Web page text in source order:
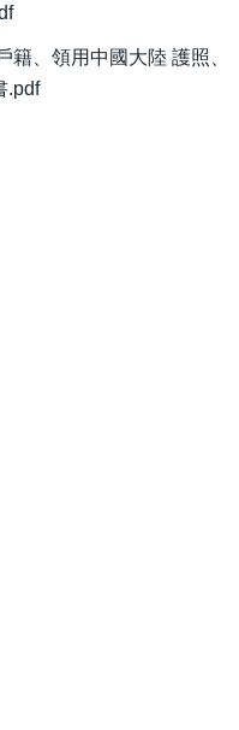
、領用中國大陸 護照、
.pdf